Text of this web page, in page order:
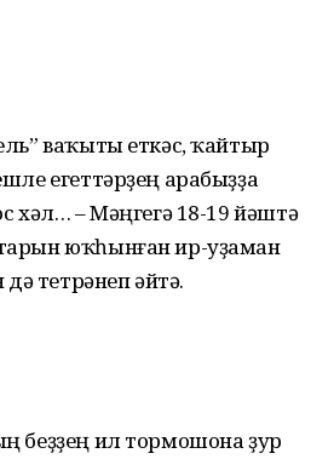
ваҡыты еткәс, ҡайтыр
егеттәрҙең арабыҙҙа
хәл… – Мәңгегә 18-19 йәштә
юҡ­һын­ған ир-уҙаман
дә тетрәнеп әйтә.
беҙҙең ил тормошона ҙур